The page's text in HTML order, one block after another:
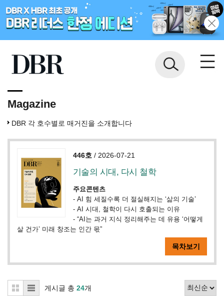
Magazine
DBR 각 호수별로 매거진을 소개합니다
446호 / 2026-07-21
기술의 시대, 다시 철학
주요콘텐츠
- AI 힘 세질수록 더 절실해지는 ‘삶의 기술’
- AI 시대, 철학이 다시 호출되는 이유
- “AI는 과거 지식 정리해주는 데 유용 ‘어떻게
살 건가’ 미래 창조는 인간 몫”
목차보기
게시글 총 24개